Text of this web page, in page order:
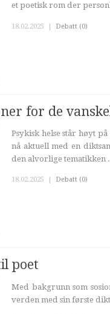
et poetisk rom der
18.02.2025 | Debatt (0)
for de
Psykisk helse står høyt
nå aktuell med en
den alvorlige tematikken
18.02.2025 Debatt (0)
poet
Med bakgrunn som
verden med sin første